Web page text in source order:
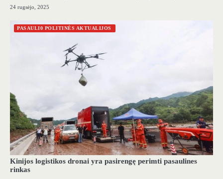
24 rugsėjo, 2025
PASAULI0 POLITINĖS AKTUALIJOS
Kinijos logistikos dronai yra pasirengę perimti pasaulines
rinkas